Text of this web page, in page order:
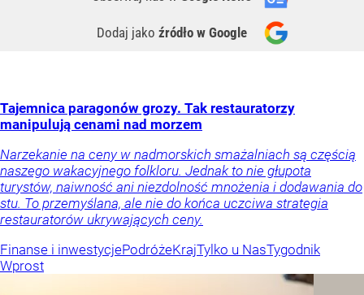
Dodaj jako źródło w Google
Tajemnica paragonów grozy. Tak restauratorzy
manipulują cenami nad morzem
Narzekanie na ceny w nadmorskich smażalniach są częścią
naszego wakacyjnego folkloru. Jednak to nie głupota
turystów, naiwność ani niezdolność mnożenia i dodawania do
stu. To przemyślana, ale nie do końca uczciwa strategia
restauratorów ukrywających ceny.
Finanse i inwestycjePodróżeKrajTylko u NasTygodnik
Wprost